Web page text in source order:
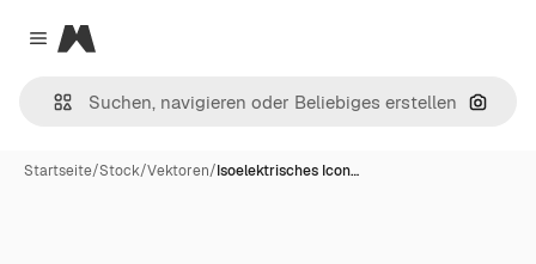
Close menu
Magnific
Nach
Startseite/Stock/Vektoren/Isoelektrisches Icon…